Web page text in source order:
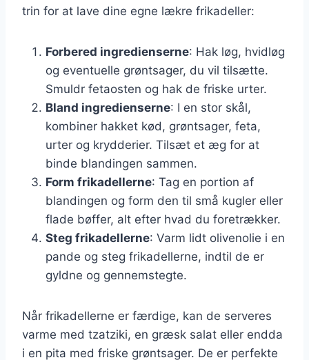
trin for at lave dine egne lækre frikadeller:
Forbered ingredienserne: Hak løg, hvidløg
og eventuelle grøntsager, du vil tilsætte.
Smuldr fetaosten og hak de friske urter.
Bland ingredienserne: I en stor skål,
kombiner hakket kød, grøntsager, feta,
urter og krydderier. Tilsæt et æg for at
binde blandingen sammen.
Form frikadellerne: Tag en portion af
blandingen og form den til små kugler eller
flade bøffer, alt efter hvad du foretrækker.
Steg frikadellerne: Varm lidt olivenolie i en
pande og steg frikadellerne, indtil de er
gyldne og gennemstegte.
Når frikadellerne er færdige, kan de serveres
varme med tzatziki, en græsk salat eller endda
i en pita med friske grøntsager. De er perfekte